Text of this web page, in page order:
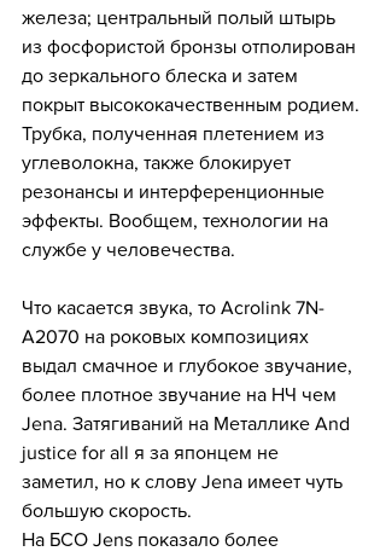
железа; центральный полый штырь
из фосфористой бронзы отполирован
до зеркального блеска и затем
покрыт высококачественным родием.
Трубка, полученная плетением из
углеволокна, также блокирует
резонансы и интерференционные
эффекты. Вообщем, технологии на
службе у человечества.
Что касается звука, то Acrolink 7N-
A2070 на роковых композициях
выдал смачное и глубокое звучание,
более плотное звучание на НЧ чем
Jena. Затягиваний на Металлике And
justice for all я за японцем не
заметил, но к слову Jena имеет чуть
большую скорость.
На БСО Jens показало более